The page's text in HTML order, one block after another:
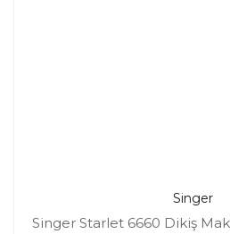
Singer
Singer Starlet 6660 Dikiş